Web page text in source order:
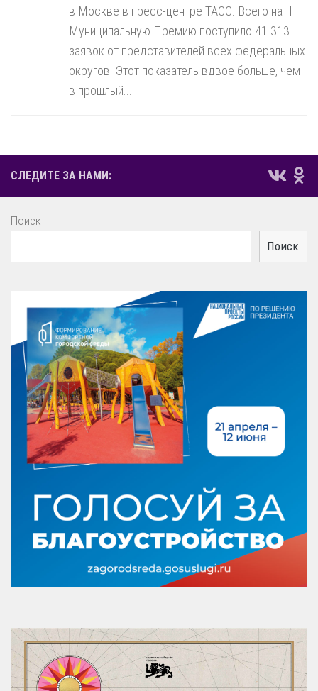
в Москве в пресс-центре ТАСС. Всего на II
Муниципальную Премию поступило 41 313
заявок от представителей всех федеральных
округов. Этот показатель вдвое больше, чем
в прошлый...
СЛЕДИТЕ ЗА НАМИ:
Поиск
Поиск